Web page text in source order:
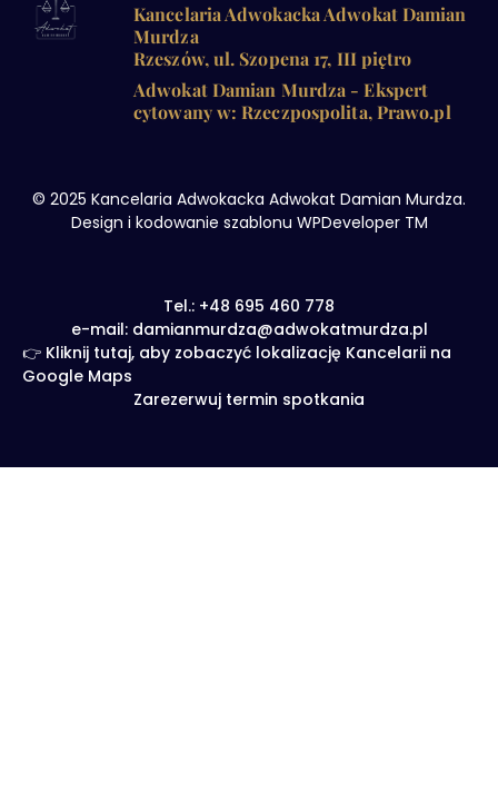
Kancelaria Adwokacka Adwokat Damian
Murdza
Rzeszów, ul. Szopena 17, III piętro
Adwokat Damian Murdza - Ekspert
cytowany w: Rzeczpospolita, Prawo.pl
© 2025 Kancelaria Adwokacka Adwokat Damian Murdza.
Design i kodowanie szablonu WPDeveloper TM
Tel.: +48 695 460 778
e-mail: damianmurdza@adwokatmurdza.pl
👉 Kliknij tutaj, aby zobaczyć lokalizację Kancelarii na
Google Maps
Zarezerwuj termin spotkania